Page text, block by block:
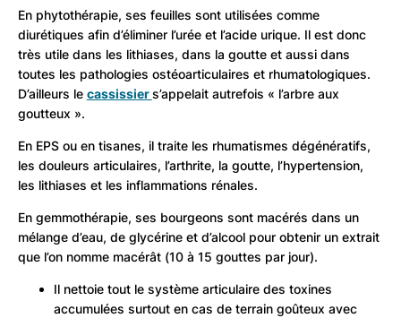
En phytothérapie, ses feuilles sont utilisées comme
diurétiques afin d’éliminer l’urée et l’acide urique. Il est donc
très utile dans les lithiases, dans la goutte et aussi dans
toutes les pathologies ostéoarticulaires et rhumatologiques.
D’ailleurs le cassissiers’appelait autrefois « l’arbre aux
goutteux ».
En EPS ou en tisanes, il traite les rhumatismes dégénératifs,
les douleurs articulaires, l’arthrite, la goutte, l’hypertension,
les lithiases et les inflammations rénales.
En gemmothérapie, ses bourgeons sont macérés dans un
mélange d’eau, de glycérine et d’alcool pour obtenir un extrait
que l’on nomme macérât (10 à 15 gouttes par jour).
Il nettoie tout le système articulaire des toxines
accumulées surtout en cas de terrain goûteux avec